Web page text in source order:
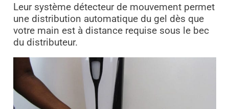
Leur système détecteur de mouvement permet
une distribution automatique du gel dès que
votre main est à distance requise sous le bec
du distributeur.